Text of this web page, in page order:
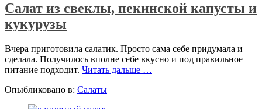
Салат из свеклы, пекинской капусты и
кукурузы
Вчера приготовила салатик. Просто сама себе придумала и
сделала. Получилось вполне себе вкусно и под правильное
питание подходит. Читать дальше …
Опыбликовано в: Салаты